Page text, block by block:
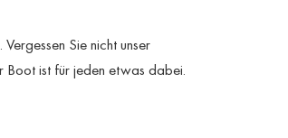
Sie nicht unser
Boot ist für jeden etwas dabei.